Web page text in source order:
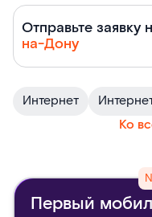
Отправьте заявку
на-Дону
Тарифы
Интернет
Ко
Первый